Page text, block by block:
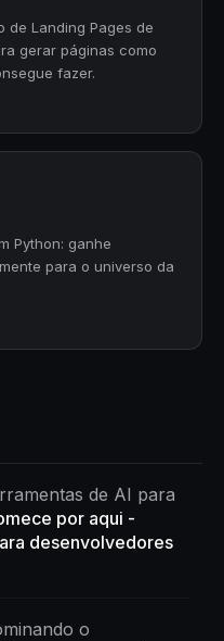
de Landing Pages de
gerar páginas como
fazer.
Python: ganhe
para o universo da
de AI para
por aqui -
desenvolvedores
o